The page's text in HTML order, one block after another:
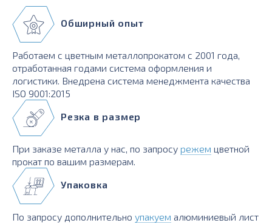
Обширный опыт
Работаем с цветным металлопрокатом с 2001 года,
отработанная годами система оформления и
логистики. Внедрена система менеджмента качества
ISO 9001:2015
Резка в размер
При заказе металла у нас, по запросу режем цветной
прокат по вашим размерам.
Упаковка
По запросу дополнительно упакуем алюминиевый лист